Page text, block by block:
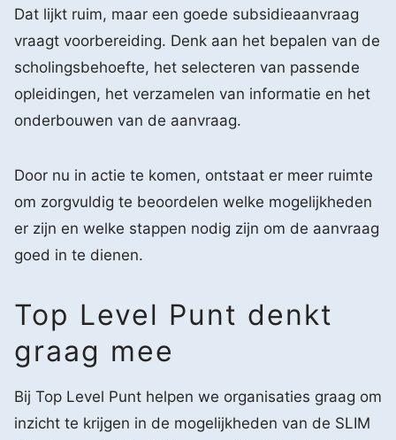
Dat lijkt ruim, maar een goede subsidieaanvraag
vraagt voorbereiding. Denk aan het bepalen van de
scholingsbehoefte, het selecteren van passende
opleidingen, het verzamelen van informatie en het
onderbouwen van de aanvraag.
Door nu in actie te komen, ontstaat er meer ruimte
om zorgvuldig te beoordelen welke mogelijkheden
er zijn en welke stappen nodig zijn om de aanvraag
goed in te dienen.
Top Level Punt denkt
graag mee
Bij Top Level Punt helpen we organisaties graag om
inzicht te krijgen in de mogelijkheden van de SLIM